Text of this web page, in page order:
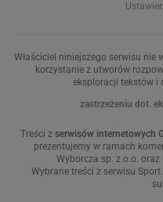
Właściciel niniejszego serwisu
korzystanie z utworów
eksploracji tekstów i
zastrzeżeniu dot.
Treści z serwisów internetowych
prezentujemy w ramach
Wyborcza sp. z o.o.
Wybrane treści z serwisu